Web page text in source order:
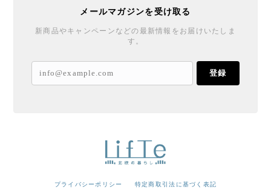
メールマガジンを受け取る
新商品やキャンペーンなどの最新情報をお届けいたしま
す。
登録
プライバシーポリシー 特定商取引法に基づく表記